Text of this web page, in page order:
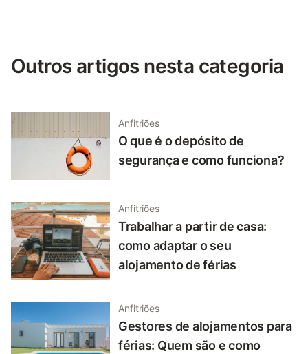
Outros artigos nesta categoria
Anfitriões
O que é o depósito de
segurança e como funciona?
Anfitriões
Trabalhar a partir de casa:
como adaptar o seu
alojamento de férias
Anfitriões
Gestores de alojamentos para
férias: Quem são e como